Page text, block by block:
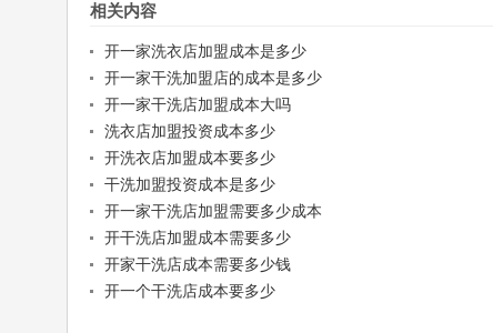
相关内容
开一家洗衣店加盟成本是多少
开一家干洗加盟店的成本是多少
开一家干洗店加盟成本大吗
洗衣店加盟投资成本多少
开洗衣店加盟成本要多少
干洗加盟投资成本是多少
开一家干洗店加盟需要多少成本
开干洗店加盟成本需要多少
开家干洗店成本需要多少钱
开一个干洗店成本要多少